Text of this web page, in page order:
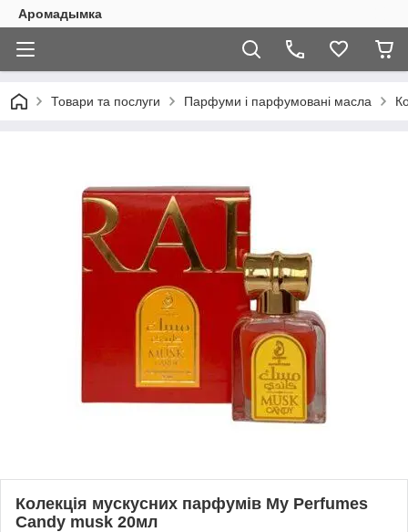
Аромадымка
Товари та послуги Парфуми і парфумовані масла
Колекція мускусних парфумів My Perfumes
Candy musk 20мл